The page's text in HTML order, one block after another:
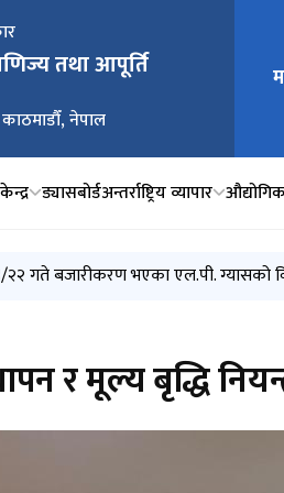
तथा आपूर्ति
नेपाल
मुख्य
ड्यासबोर्डअन्तर्राष्ट्रिय व्यापार
प्राधिकरणको रिक्त कार्यकारी निर्देशक
२२ गते बजारीकरण भएका एल.पी. ग्यासको
२१ गते बजारीकरण भएका एल.पी. ग्यासको
रिक्त संचालक समितिको अध्यक्ष र
रिक्त संचालक समितिको अध्यक्ष र
र मूल्य बृद्धि